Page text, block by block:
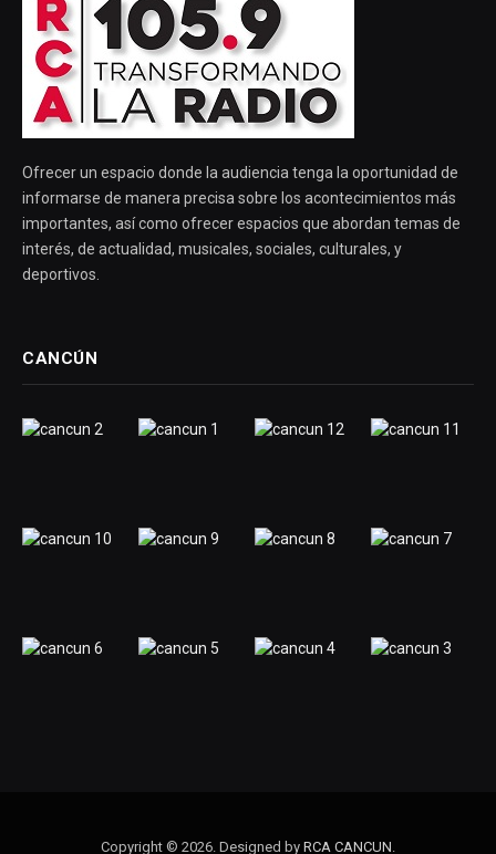
Ofrecer un espacio donde la audiencia tenga la oportunidad de
informarse de manera precisa sobre los acontecimientos más
importantes, así como ofrecer espacios que abordan temas de
interés, de actualidad, musicales, sociales, culturales, y
deportivos.
CANCÚN
Copyright © 2026. Designed by RCA CANCUN.